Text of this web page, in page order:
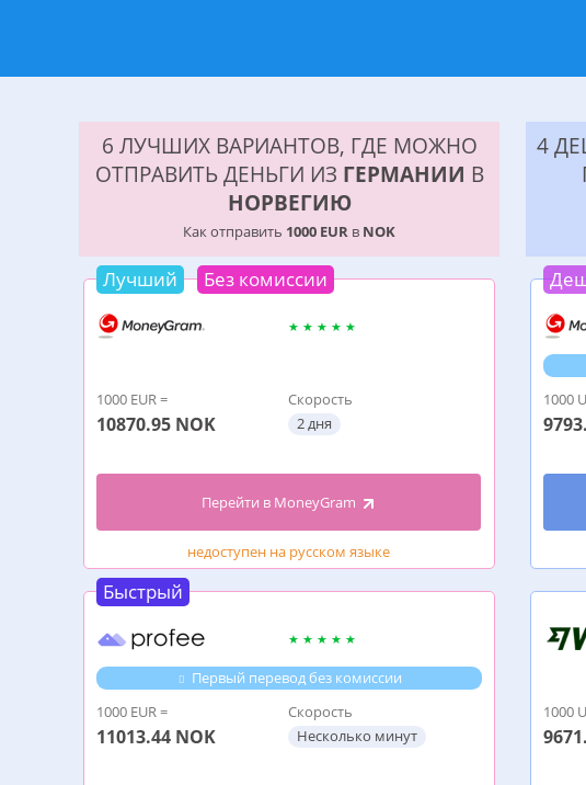
6 ЛУЧШИХ ВАРИАНТОВ, ГДЕ МОЖНО
ОТПРАВИТЬ ДЕНЬГИ ИЗ ГЕРМАНИИ В
НОРВЕГИЮ
Как отправить 1000 EUR в NOK
Лучший Без комиссии
1000 EUR =
10870.95 NOK
Скорость
2 дня
Перейти в MoneyGram
недоступен на русском языке
Быстрый
Первый перевод без комиссии
1000 EUR =
11013.44 NOK
Скорость
Несколько минут
4
1000
1000